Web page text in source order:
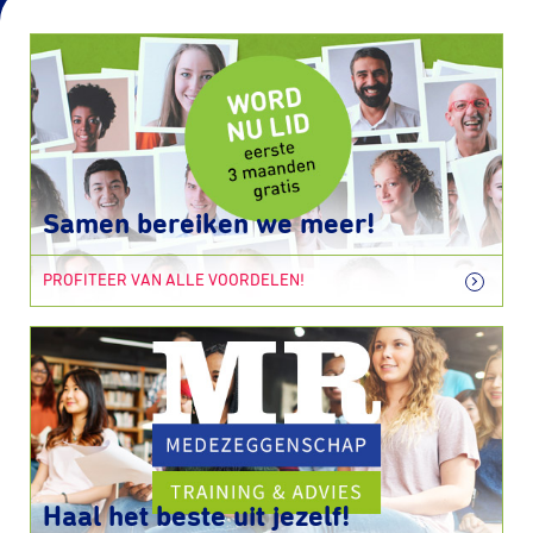
Samen bereiken we meer!
PROFITEER VAN ALLE VOORDELEN!
Haal het beste uit jezelf!